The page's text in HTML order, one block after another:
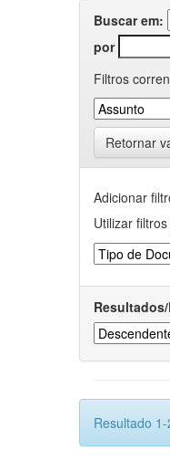
Buscar em:
por
Filtros
Retornar
Adicionar
Utilizar
Resultado